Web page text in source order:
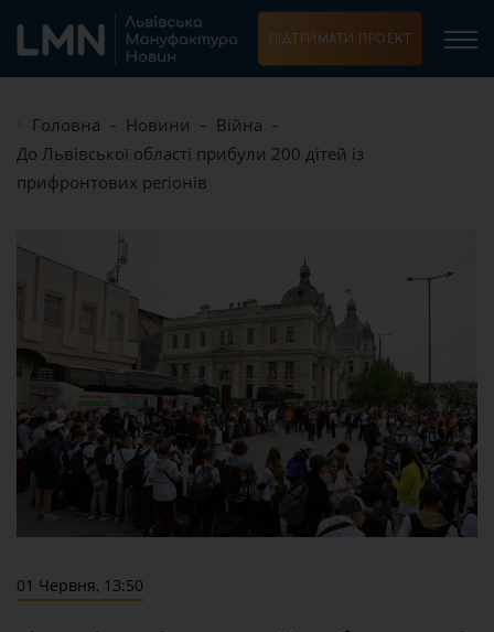
ПІДТРИМАТИ ПРОЕКТ
Головна Новини
Війна
До Львівської області прибули 200 дітей із
прифронтових регіонів
01 Червня, 13:50